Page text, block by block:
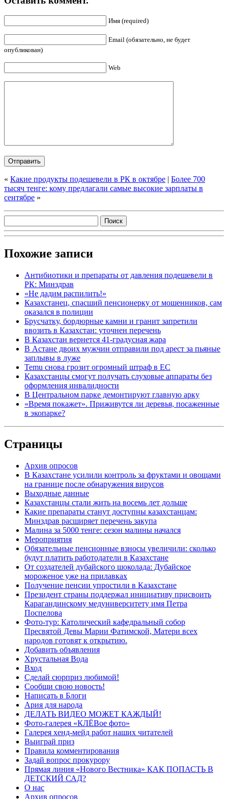
Имя (required)
Email (обязательно, не будет
опубликован)
Web
« Какие продукты подешевели в РК в октябре | Более 700
тысяч тенге: кому предлагали самые высокие зарплаты в
сентябре »
Похожие записи
Антибиотики и препараты от давления подешевели в
РК: Минздрав
«Не дадим распилить!»
Казахстанец, спасший пенсионерку от мошенников, сам
оказался в полиции
Брусчатку, бордюрные камни и гранит запретили
ввозить в Казахстан: уточнен перечень
В Казахстан вернется 41-градусная жара
В Астане двоих мужчин отправили под арест за пьяные
заплывы в луже
Temu снова грозит огромный штраф в ЕС
Казахстанцы смогут получать слуховые аппараты без
оформления инвалидности
В Центральном парке демонтируют главную арку
«Время покажет». Приживутся ли деревья, посаженные
в экопарке?
Страницы
Архив опросов
В Казахстане усилили контроль за фруктами и овощами
на границе после обнаружения вирусов
Выходные данные
Казахстанцы стали жить на восемь лет дольше
Какие препараты станут доступны казахстанцам:
Минздрав расширяет перечень закупа
Малина за 5000 тенге: сезон малины начался
Мероприятия
Обязательные пенсионные взносы увеличили: сколько
будут платить работодатели в Казахстане
От создателей дубайского шоколада: Дубайское
мороженое уже на прилавках
Получение пенсии упростили в Казахстане
Президент страны поддержал инициативу присвоить
Карагандинскому медуниверситету имя Петра
Поспелова
Фото-тур: Католический кафедральный собор
Пресвятой Девы Марии Фатимской, Матери всех
народов готовят к открытию.
Добавить объявления
Хрустальная Вода
Вход
Сделай сюрприз любимой!
Сообщи свою новость!
Написать в Блоги
Ария для народа
ДЕЛАТЬ ВИДЕО МОЖЕТ КАЖДЫЙ!
Фото-галерея «КЛЁВое фото»
Галерея хенд-мейд работ наших читателей
Выиграй приз
Правила комментирования
Задай вопрос прокурору
Прямая линия «Нового Вестника» КАК ПОПАСТЬ В
ДЕТСКИЙ САД?
О нас
Архив опросов